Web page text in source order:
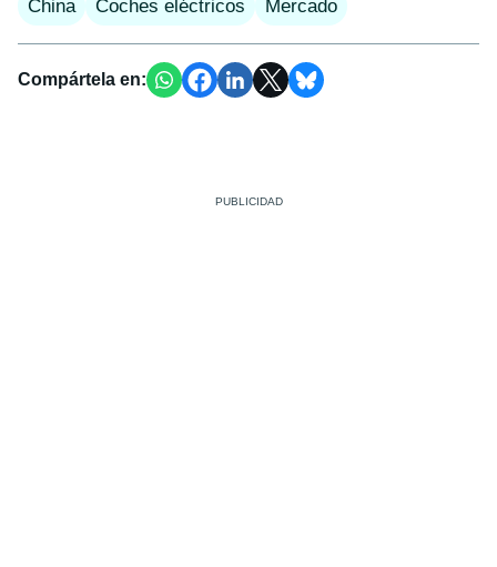
China Coches eléctricos Mercado
Compártela en: